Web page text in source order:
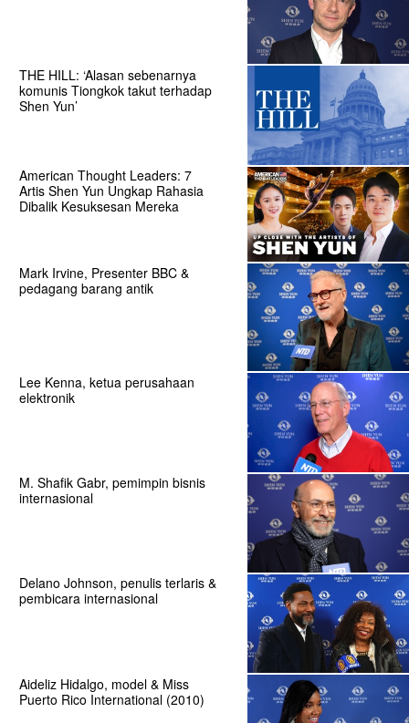
THE HILL: ‘Alasan sebenarnya
komunis Tiongkok takut terhadap
Shen Yun’
American Thought Leaders: 7
Artis Shen Yun Ungkap Rahasia
Dibalik Kesuksesan Mereka
Mark Irvine, Presenter BBC &
pedagang barang antik
Lee Kenna, ketua perusahaan
elektronik
M. Shafik Gabr, pemimpin bisnis
internasional
Delano Johnson, penulis terlaris &
pembicara internasional
Aideliz Hidalgo, model & Miss
Puerto Rico International (2010)